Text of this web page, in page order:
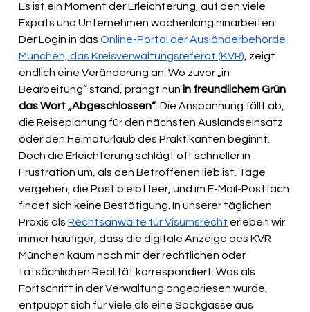
Es ist ein Moment der Erleichterung, auf den viele
Expats und Unternehmen wochenlang hinarbeiten:
Der Login in das Online-Portal der Ausländerbehörde
München, das Kreisverwaltungsreferat (KVR) , zeigt
endlich eine Veränderung an. Wo zuvor „in
Bearbeitung“ stand, prangt nun in freundlichem Grün
das Wort „Abgeschlossen“ . Die Anspannung fällt ab,
die Reiseplanung für den nächsten Auslandseinsatz
oder den Heimaturlaub des Praktikanten beginnt.
Doch die Erleichterung schlägt oft schneller in
Frustration um, als den Betroffenen lieb ist. Tage
vergehen, die Post bleibt leer, und im E-Mail-Postfach
findet sich keine Bestätigung. In unserer täglichen
Praxis als Rechtsanwälte für Visumsrecht erleben wir
immer häufiger, dass die digitale Anzeige des KVR
München kaum noch mit der rechtlichen oder
tatsächlichen Realität korrespondiert. Was als
Fortschritt in der Verwaltung angepriesen wurde,
entpuppt sich für viele als eine Sackgasse aus